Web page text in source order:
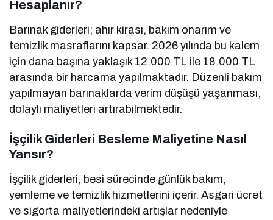
Hesaplanır?
Barınak giderleri; ahır kirası, bakım onarım ve
temizlik masraflarını kapsar. 2026 yılında bu kalem
için dana başına yaklaşık 12.000 TL ile 18.000 TL
arasında bir harcama yapılmaktadır. Düzenli bakım
yapılmayan barınaklarda verim düşüşü yaşanması,
dolaylı maliyetleri artırabilmektedir.
İşçilik Giderleri Besleme Maliyetine Nasıl
Yansır?
İşçilik giderleri, besi sürecinde günlük bakım,
yemleme ve temizlik hizmetlerini içerir. Asgari ücret
ve sigorta maliyetlerindeki artışlar nedeniyle